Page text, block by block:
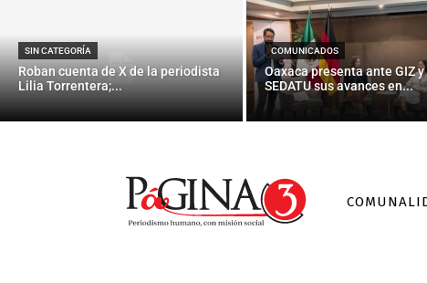
SIN CATEGORÍA
Roban cuenta de X de la periodista
Lilia Torrentera;...
COMUNICADOS
Oaxaca presenta ante GIZ y
SEDATU sus avances en...